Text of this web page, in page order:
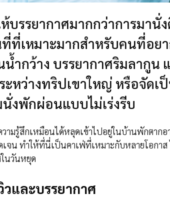
บรรยากาศมากกว่าการมานั่
ที่เหมาะมากสำหรับคนที่อย
ำกว้าง บรรยากาศริมลากู
ะหว่างทริปเขาใหญ่ หรือจัด
งพักผ่อนแบบไม่เร่งรีบ
ามรู้สึกเหมือนได้หลุดเข้าไปอยู่ในบ้านพักตาก
เจน ทำให้ที่นี่เป็นคาเฟ่ที่เหมาะกับหลายโอกา
นวันหยุด
วและบรรยากาศ